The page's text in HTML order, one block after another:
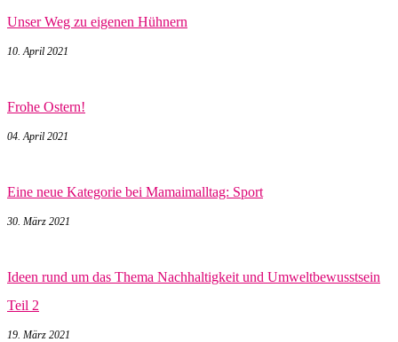
Unser Weg zu eigenen Hühnern
10. April 2021
Frohe Ostern!
04. April 2021
Eine neue Kategorie bei Mamaimalltag: Sport
30. März 2021
Ideen rund um das Thema Nachhaltigkeit und Umweltbewusstsein
Teil 2
19. März 2021